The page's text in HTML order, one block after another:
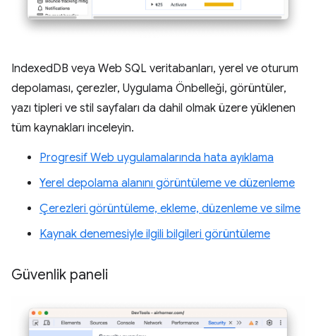
IndexedDB veya Web SQL veritabanları, yerel ve oturum
depolaması, çerezler, Uygulama Önbelleği, görüntüler,
yazı tipleri ve stil sayfaları da dahil olmak üzere yüklenen
tüm kaynakları inceleyin.
Progresif Web uygulamalarında hata ayıklama
Yerel depolama alanını görüntüleme ve düzenleme
Çerezleri görüntüleme, ekleme, düzenleme ve silme
Kaynak denemesiyle ilgili bilgileri görüntüleme
Güvenlik paneli